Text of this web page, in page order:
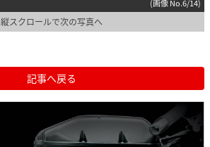
(画像 No.6/14)
縦スクロールで次の写真へ
記事へ戻る